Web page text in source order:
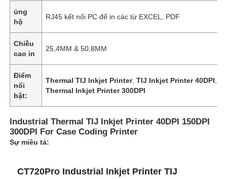
Về chúng tôi
Tham quan nhà máy
ủng
hộ
RJ45 kết nối PC để in các từ EXCEL, PDF
Chiều
cao in
25,4MM & 50,8MM
Điểm
nổi
bật:
Thermal TIJ Inkjet Printer,TIJ Inkjet Printer 40DPI
Thermal Inkjet Printer 300DPI
Industrial Thermal TIJ Inkjet Printer 40DPI 150DPI
300DPI For Case Coding Printer
Sự miêu tả:
CT720Pro Industrial Inkjet Printer TIJ